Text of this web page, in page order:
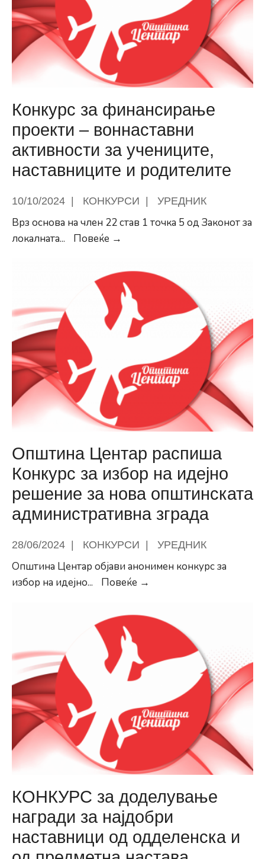
области
на
Конкурс за финансирање
проекти – воннаставни
активности за учениците,
наставниците и родителите
10/10/2024 КОНКУРСИ УРЕДНИК
Врз основа на член 22 став 1 точка 5 од Законот за
локалната... Повеќе →
финансирање
проекти
–
воннаставни
активности
учениците,
наставниците
и
родителите
Општина Центар распиша
Конкурс за избор на идејно
решение за нова општинската
административна зграда
28/06/2024 | КОНКУРСИ | УРЕДНИК
Општина Центар објави анонимен конкурс за
избор на идејно... Повеќе →
распиша
Конкурс
избор
идејно
решение
за
општинската
административна
зграда
КОНКУРС за доделување
награди за најдобри
наставници од одделенска и